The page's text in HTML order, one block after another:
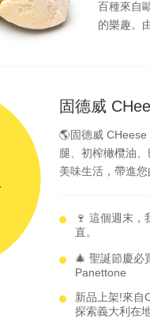
百種來自
的樂趣。
固德威
🌎固德威
腿、初榨橄欖油
美味生活，帶進
🍷 這個週末，
直。
🎄 聖誕節慶必
Panettone
新品上架!來自
探索義大利在